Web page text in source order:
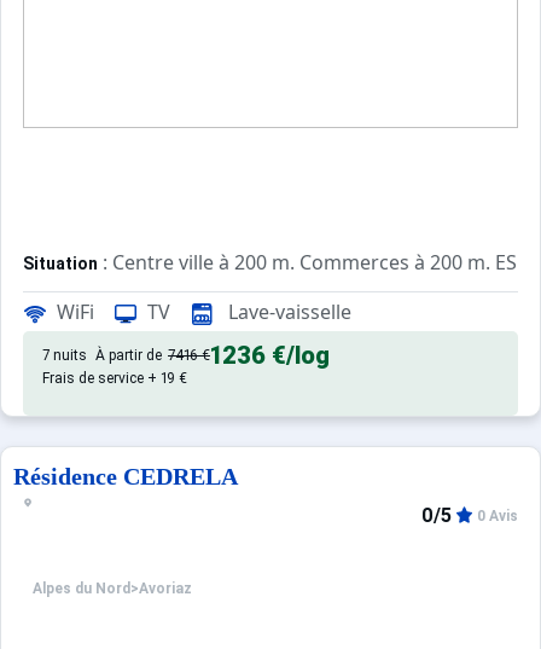
Situation : Centre ville à 200 m. Commerces à 200 m. ESF
Appartement de particulier : Appartements confortables et
WiFi TV Lave-vaisselle
7 nuits À partir de 7416 €1236 €/log
Frais de service + 19 €
Résidence CEDRELA
Alpes du Nord >Avoriaz
0/5 0 Avis